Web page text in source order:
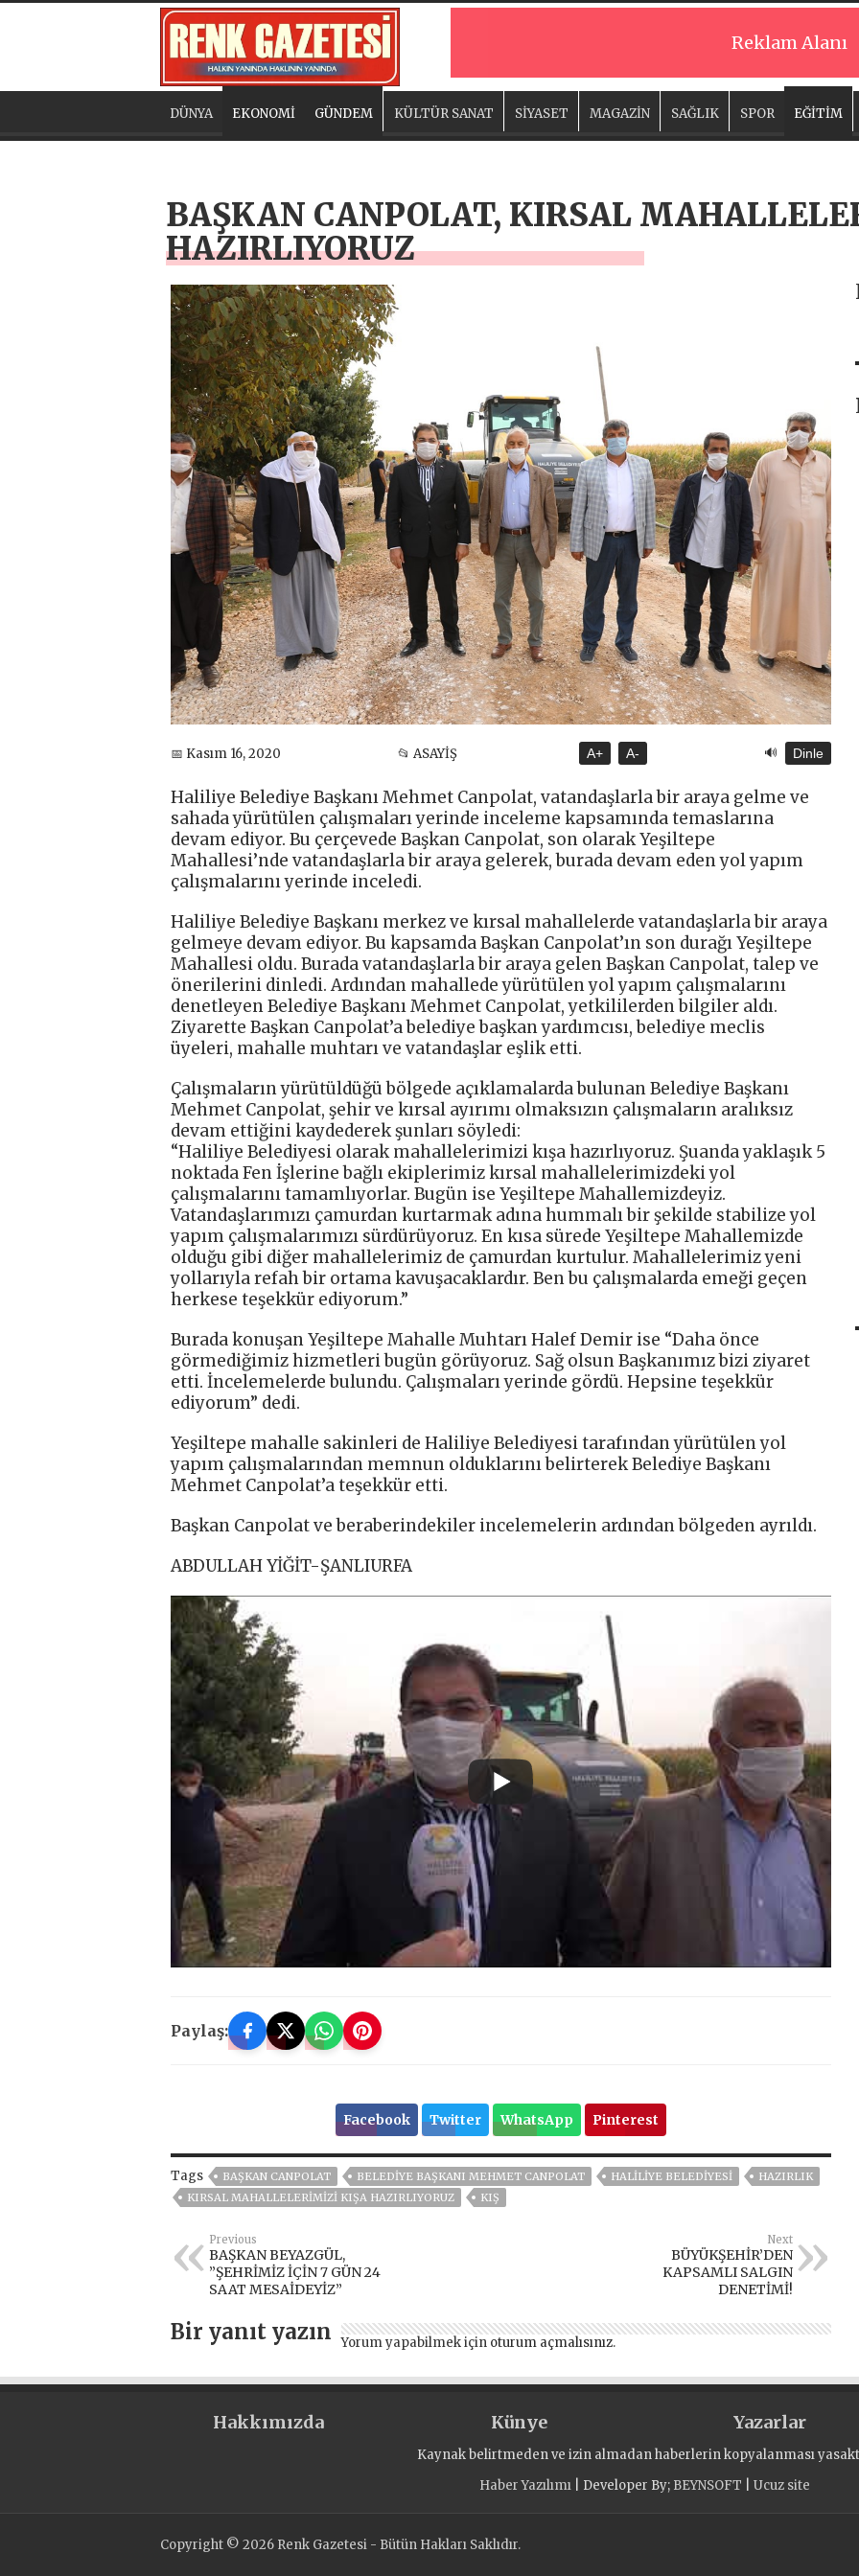
Reklam Alanı
DÜNYA EKONOMİ GÜNDEM KÜLTÜR SANAT SİYASET MAGAZİN SAĞLIK SPOR EĞİTİM
BAŞKAN CANPOLAT, KIRSAL
HAZIRLIYORUZ
📅 Kasım 16, 2020 📂 ASAYİŞ A+ A- 🔊 Dinle
Haliliye Belediye Başkanı Mehmet Canpolat, vatandaşlarla bir araya gelme ve
sahada yürütülen çalışmaları yerinde inceleme kapsamında temaslarına
devam ediyor. Bu çerçevede Başkan Canpolat, son olarak Yeşiltepe
Mahallesi’nde vatandaşlarla bir araya gelerek, burada devam eden yol yapım
çalışmalarını yerinde inceledi.
Haliliye Belediye Başkanı merkez ve kırsal mahallelerde vatandaşlarla bir araya
gelmeye devam ediyor. Bu kapsamda Başkan Canpolat’ın son durağı Yeşiltepe
Mahallesi oldu. Burada vatandaşlarla bir araya gelen Başkan Canpolat, talep ve
önerilerini dinledi. Ardından mahallede yürütülen yol yapım çalışmalarını
denetleyen Belediye Başkanı Mehmet Canpolat, yetkililerden bilgiler aldı.
Ziyarette Başkan Canpolat’a belediye başkan yardımcısı, belediye meclis
üyeleri, mahalle muhtarı ve vatandaşlar eşlik etti.
Çalışmaların yürütüldüğü bölgede açıklamalarda bulunan Belediye Başkanı
Mehmet Canpolat, şehir ve kırsal ayırımı olmaksızın çalışmaların aralıksız
devam ettiğini kaydederek şunları söyledi:
“Haliliye Belediyesi olarak mahallelerimizi kışa hazırlıyoruz. Şuanda yaklaşık 5
noktada Fen İşlerine bağlı ekiplerimiz kırsal mahallelerimizdeki yol
çalışmalarını tamamlıyorlar. Bugün ise Yeşiltepe Mahallemizdeyiz.
Vatandaşlarımızı çamurdan kurtarmak adına hummalı bir şekilde stabilize yol
yapım çalışmalarımızı sürdürüyoruz. En kısa sürede Yeşiltepe Mahallemizde
olduğu gibi diğer mahallelerimiz de çamurdan kurtulur. Mahallelerimiz yeni
yollarıyla refah bir ortama kavuşacaklardır. Ben bu çalışmalarda emeği geçen
herkese teşekkür ediyorum.”
Burada konuşan Yeşiltepe Mahalle Muhtarı Halef Demir ise “Daha önce
görmediğimiz hizmetleri bugün görüyoruz. Sağ olsun Başkanımız bizi ziyaret
etti. İncelemelerde bulundu. Çalışmaları yerinde gördü. Hepsine teşekkür
ediyorum” dedi.
Yeşiltepe mahalle sakinleri de Haliliye Belediyesi tarafından yürütülen yol
yapım çalışmalarından memnun olduklarını belirterek Belediye Başkanı
Mehmet Canpolat’a teşekkür etti.
Başkan Canpolat ve beraberindekiler incelemelerin ardından bölgeden ayrıldı.
ABDULLAH YİĞİT-ŞANLIURFA
Paylaş:
Facebook Twitter WhatsApp Pinterest
Tags BAŞKAN CANPOLAT BELEDIYE BAŞKANI MEHMET CANPOLAT HALİLİYE BELEDİYESİ
HAZIRLIK
KIRSAL MAHALLELERİMİZİ KIŞA HAZIRLIYORUZ
KIŞ
Previous
BAŞKAN BEYAZGÜL,
”ŞEHRİMİZ İÇİN 7 GÜN 24
SAAT MESAİDEYİZ”
Next
BÜYÜKŞEHİR’DEN
KAPSAMLI SALGIN
DENETİMİ!
Bir yanıt yazın Yorum yapabilmek için oturum açmalısınız.
Hakkımızda Künye Yazarlar
Kaynak belirtmeden ve izin almadan haberlerin kopyalanması
Haber Yazılımı| Developer By; BEYNSOFT Ucuz site
Copyright © 2026 Renk Gazetesi - Bütün Hakları Saklıdır.